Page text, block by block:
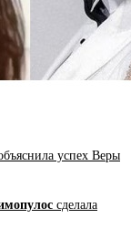
успех Веры
сделала